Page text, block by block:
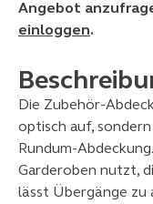
Angebot
einloggen.
Die
optisch auf,
Garderoben nutzt,
lässt Übergänge zu